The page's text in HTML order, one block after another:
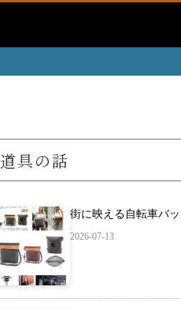
道具の話
街に映える自転車バ
2026-07-13